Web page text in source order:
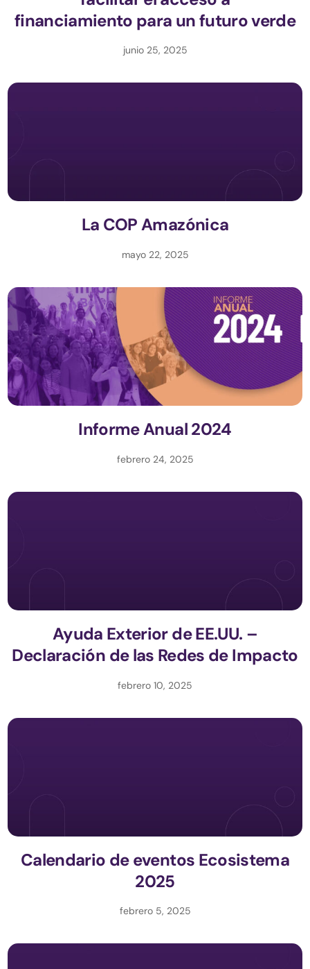
financiamiento para un futuro verde
junio 25, 2025
La COP Amazónica
mayo 22, 2025
Informe Anual 2024
febrero 24, 2025
Ayuda Exterior de EE.UU. –
Declaración de las Redes de Impacto
febrero 10, 2025
Calendario de eventos Ecosistema
2025
febrero 5, 2025